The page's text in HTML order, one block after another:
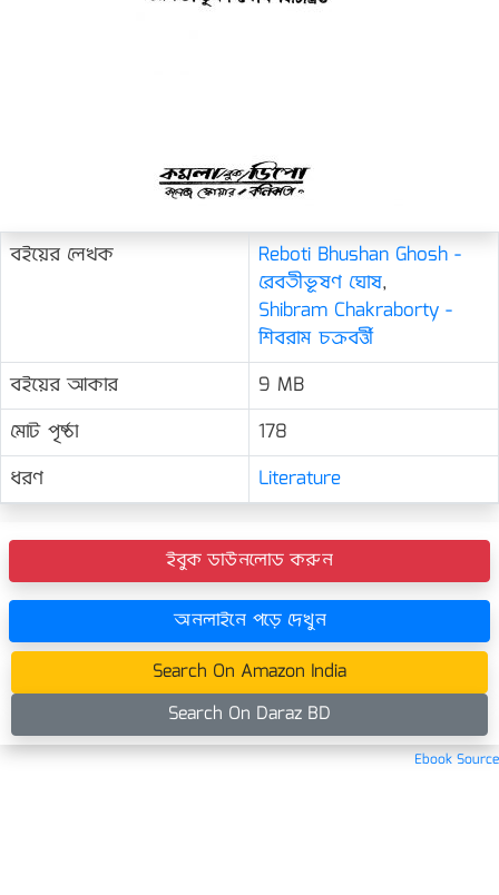
বইয়ের লেখক
Reboti Bhushan Ghosh -
রেবতীভূষণ ঘোষ,
Shibram Chakraborty -
শিবরাম চক্রবর্ত্তী
বইয়ের আকার
9 MB
মোট পৃষ্ঠা
178
ধরণ
Literature
ইবুক ডাউনলোড করুন
অনলাইনে পড়ে দেখুন
Search On Amazon India
Search On Daraz BD
Ebook Source